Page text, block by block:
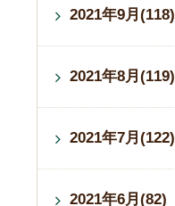
2021年9月(118)
2021年8月(119)
2021年7月(122)
2021年6月(82)